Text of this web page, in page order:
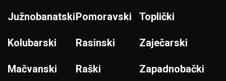
Južnobanatski
Kolubarski
Mačvanski
Pomoravski
Rasinski
Raški
Toplički
Zaječarski
Zapadnobački